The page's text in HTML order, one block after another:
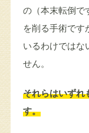
の（本末転倒で
を削る手術です
いるわけではな
せん。
それらはいずれ
す。